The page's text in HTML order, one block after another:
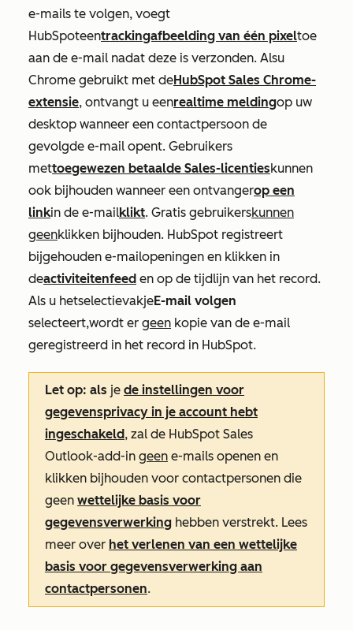
e-mails te volgen, voegt
HubSpoteentrackingafbeelding van één pixeltoe
aan de e-mail nadat deze is verzonden. Alsu
Chrome gebruikt met deHubSpot Sales Chrome-
extensie, ontvangt u eenrealtime meldingop uw
desktop wanneer een contactpersoon de
gevolgde e-mail opent. Gebruikers
mettoegewezen betaalde Sales-licentieskunnen
ook bijhouden wanneer een ontvangerop een
linkin de e-mailklikt. Gratis gebruikerskunnen
geenklikken bijhouden. HubSpot registreert
bijgehouden e-mailopeningen en klikken in
deactiviteitenfeed en op de tijdlijn van het record.
Als u hetselectievakjeE-mail volgen
selecteert,wordt er geen kopie van de e-mail
geregistreerd in het record in HubSpot.
Let op: als je de instellingen voor
gegevensprivacy in je account hebt
ingeschakeld, zal de HubSpot Sales
Outlook-add-in geen e-mails openen en
klikken bijhouden voor contactpersonen die
geen wettelijke basis voor
gegevensverwerking hebben verstrekt. Lees
meer over het verlenen van een wettelijke
basis voor gegevensverwerking aan
contactpersonen.